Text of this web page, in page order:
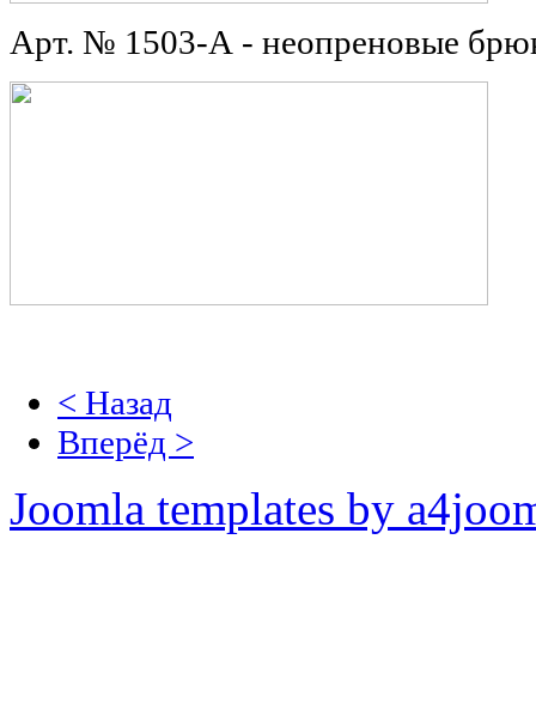
Арт. № 1503-A - неопреновые
< Назад
Вперёд >
Joomla templates by